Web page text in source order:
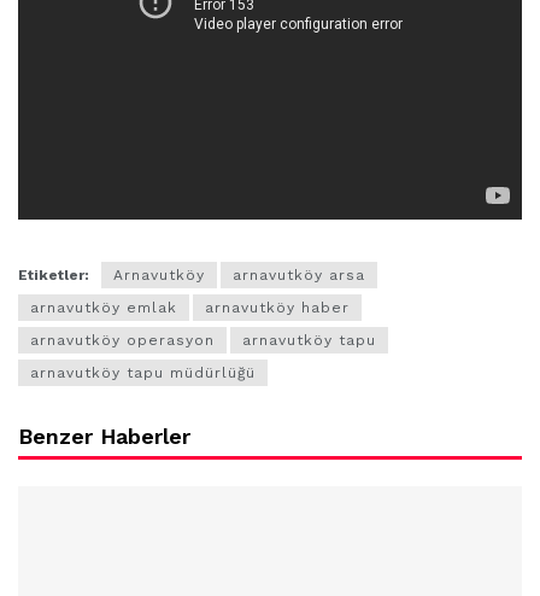
Etiketler: Arnavutköy
arnavutköy arsa
arnavutköy emlak
arnavutköy haber
arnavutköy operasyon
arnavutköy tapu
arnavutköy tapu müdürlüğü
Benzer Haberler